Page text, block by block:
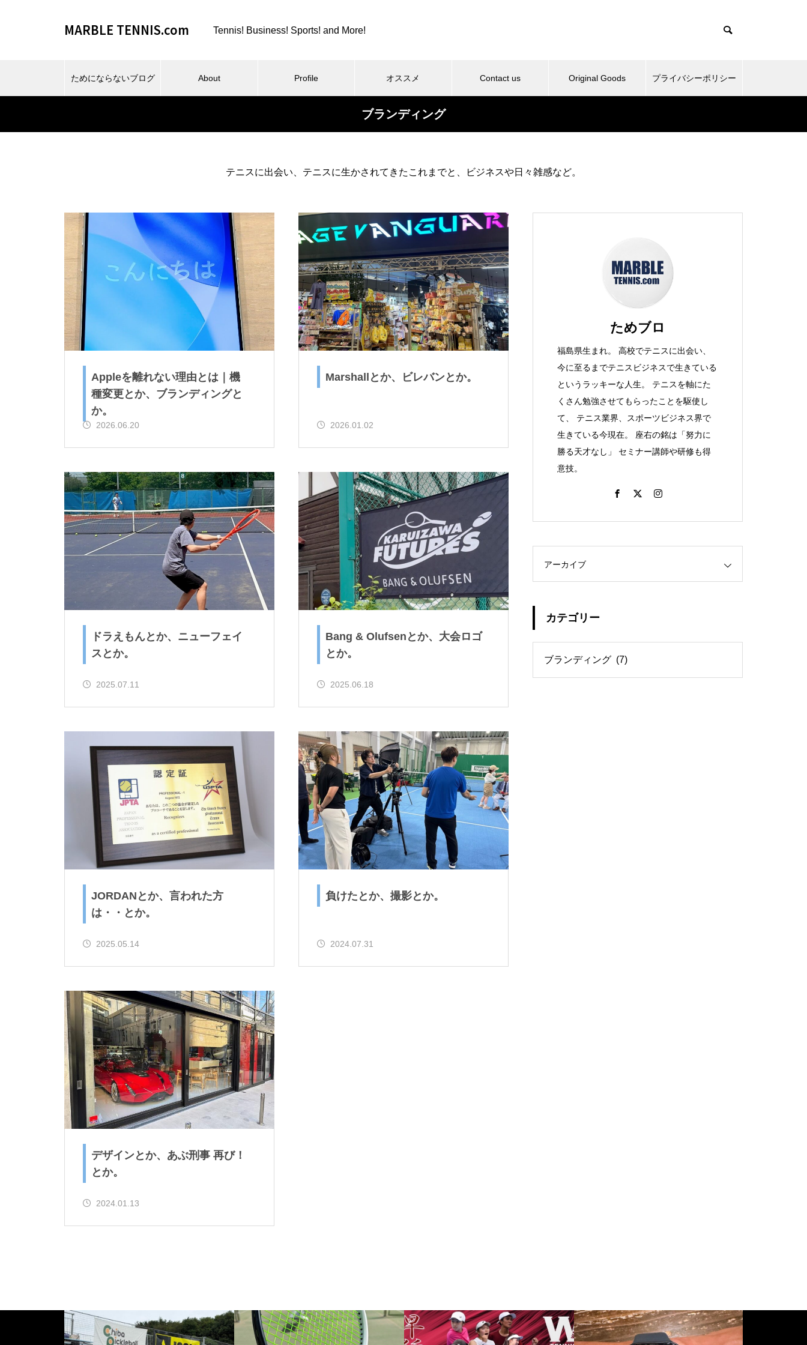
MARBLE TENNIS.com Tennis! Business! Sports! and More!
ためにならないブログ About Profile オススメ Contact us Original Goods プライバシーポリシー
スポーツ
ビーチスポーツとか、夏とか。
カツカレーとか、紫カントリー
仕事場とか、REC FESTA と
か。
コロンビア８とか、全日本９位
ですとか。
ベッドとか、ピックルボールと
か。
球とか。
か。
つけめんとか、テニスをしよ
ブランディング
テニスに出会い、テニスに生かされてきたこれまでと、ビジネスや日々雑感など。
Appleを離れない理由とは｜機
種変更とか、ブランディングと
か。
2026.06.20
Marshallとか、ビレバンとか。
2026.01.02
ドラえもんとか、ニューフェイ
スとか。
2025.07.11
Bang & Olufsenとか、大会ロゴ
とか。
2025.06.18
JORDANとか、言われた方
は・・とか。
2025.05.14
負けたとか、撮影とか。
2024.07.31
デザインとか、あぶ刑事 再び！
とか。
2024.01.13
ためブロ
福島県生まれ。 高校でテニスに出会い、
今に至るまでテニスビジネスで生きている
というラッキーな人生。 テニスを軸にた
くさん勉強させてもらったことを駆使し
て、 テニス業界、スポーツビジネス界で
生きている今現在。 座右の銘は「努力に
勝る天才なし」 セミナー講師や研修も得
意技。
アーカイブ
カテゴリー